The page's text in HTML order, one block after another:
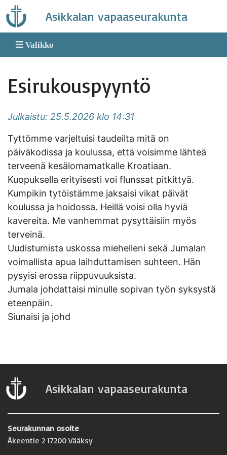
Skip
to
content
Asikkalan vapaaseurakunta
Valikko
Esirukouspyyntö
Julkaistu: 25.5.2026 klo 14:31
Tyttömme varjeltuisi taudeilta mitä on
päiväkodissa ja koulussa, että voisimme lähteä
terveenä kesälomamatkalle Kroatiaan.
Kuopuksella erityisesti voi flunssat pitkittyä.
Kumpikin tytöistämme jaksaisi vikat päivät
koulussa ja hoidossa. Heillä voisi olla hyviä
kavereita. Me vanhemmat pysyttäisiin myös
terveinä.
Uudistumista uskossa miehelleni sekä Jumalan
voimallista apua laihduttamisen suhteen. Hän
pysyisi erossa riippuvuuksista.
Jumala johdattaisi minulle sopivan työn syksystä
eteenpäin.
Siunaisi ja johd
Asikkalan vapaaseurakunta
Seurakunnan osoite
Äkeentie 2 17200 Vääksy